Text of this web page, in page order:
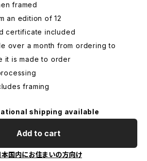
framed
an edition of 12
certificate included
over a month from ordering to
it is made to order
framing
shipping available
Add to cart
本国内にお住まいの方向け